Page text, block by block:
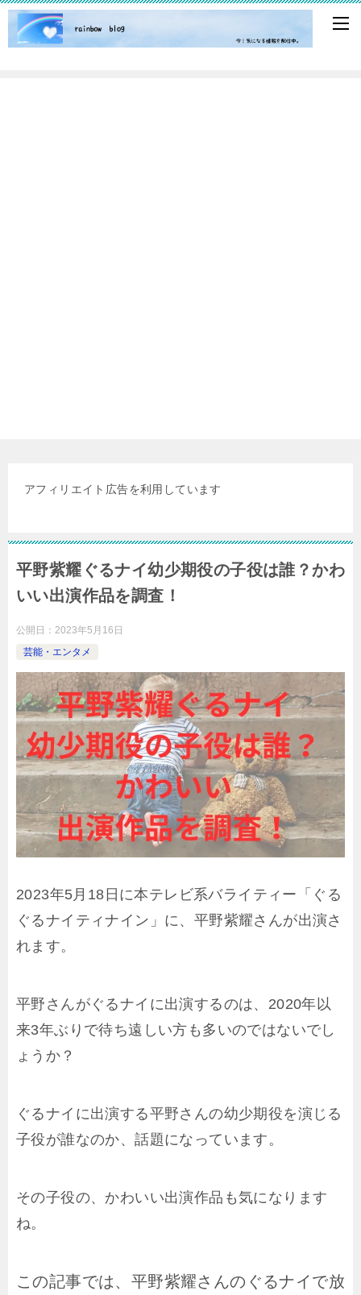
アフィリエイト広告を利用しています
平野紫耀ぐるナイ幼少期役の子役は誰？かわ
いい出演作品を調査！
公開日： 2023年5月16日
芸能・エンタメ
2023年5月18日に本テレビ系バライティー「ぐる
ぐるナイティナイン」に、平野紫耀さんが出演さ
れます。
平野さんがぐるナイに出演するのは、2020年以
来3年ぶりで待ち遠しい方も多いのではないでし
ょうか？
ぐるナイに出演する平野さんの幼少期役を演じる
子役が誰なのか、話題になっています。
その子役の、かわいい出演作品も気になります
ね。
この記事では、平野紫耀さんのぐるナイで放